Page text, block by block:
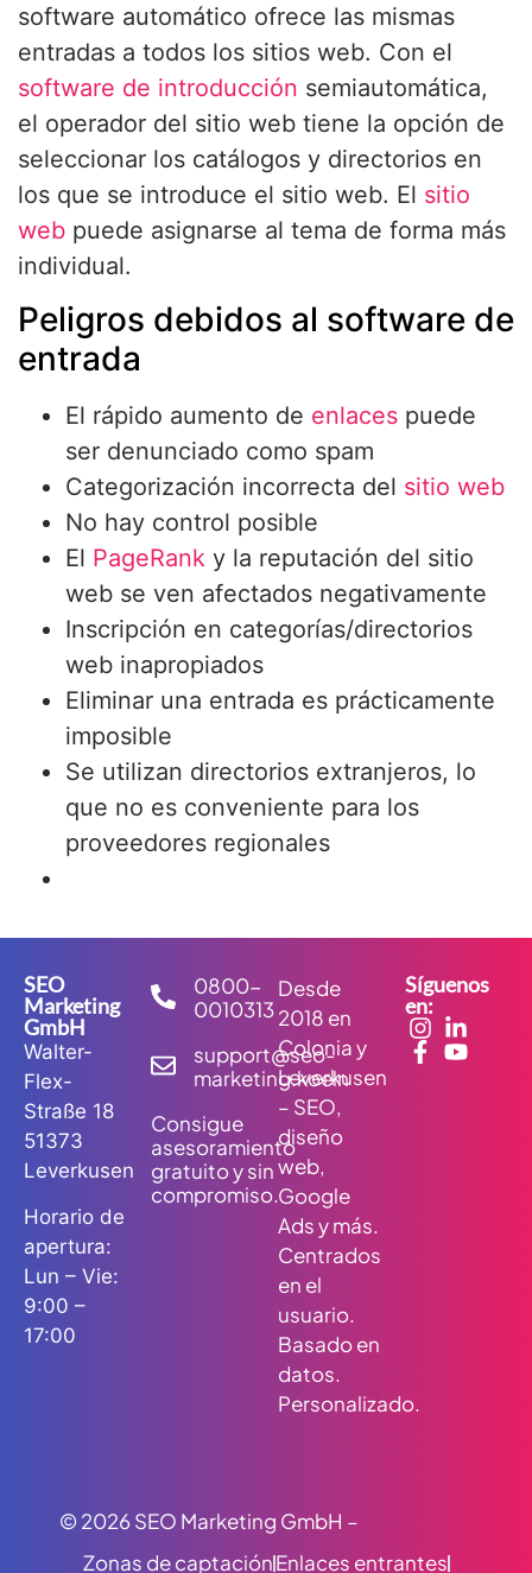
software automático ofrece las mismas
entradas a todos los sitios web. Con el
software de introducción semiautomática,
el operador del sitio web tiene la opción de
seleccionar los catálogos y directorios en
los que se introduce el sitio web. El sitio
web puede asignarse al tema de forma más
individual.
Peligros debidos al software de
entrada
El rápido aumento de enlaces puede
ser denunciado como spam
Categorización incorrecta del sitio web
No hay control posible
El PageRank y la reputación del sitio
web se ven afectados negativamente
Inscripción en categorías/directorios
web inapropiados
Eliminar una entrada es prácticamente
imposible
Se utilizan directorios extranjeros, lo
que no es conveniente para los
proveedores regionales
SEO
Marketing
GmbH
Walter-
Flex-
Straße 18
51373
Leverkusen
Horario de
apertura:
Lun – Vie:
9:00 –
17:00
0800-
0010313
support@seo-
marketing.koeln
Consigue
asesoramiento
gratuito y sin
compromiso.
Desde
2018 en
Colonia y
Leverkusen
– SEO,
diseño
web,
Google
Ads y más.
Centrados
en el
usuario.
Basado en
datos.
Personalizado.
Síguenos
en:
© 2026 SEO Marketing GmbH –
Zonas de captaciónEnlaces entrantes